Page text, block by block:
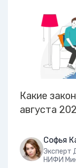
Какие
августа
Софья
Эксперт
НИФИ